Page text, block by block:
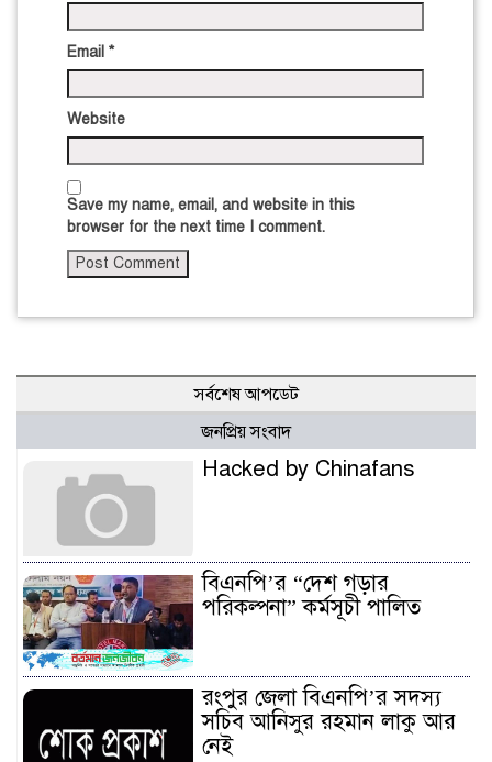
Email *
Website
Save my name, email, and website in this
browser for the next time I comment.
সর্বশেষ আপডেট
জনপ্রিয় সংবাদ
Hacked by Chinafans
বিএনপি’র “দেশ গড়ার
পরিকল্পনা” কর্মসূচী পালিত
রংপুর জেলা বিএনপি’র সদস্য
সচিব আনিসুর রহমান লাকু আর
নেই